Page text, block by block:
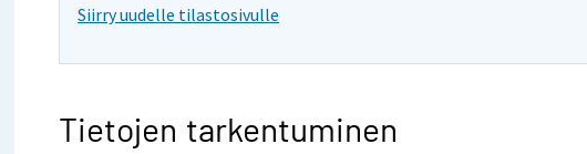
Siirry uudelle tilastosivulle
Tietojen tarkentuminen